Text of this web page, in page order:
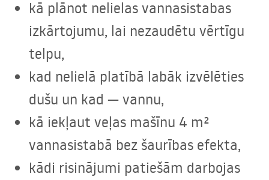
kā plānot nelielas vannasistabas
izkārtojumu, lai nezaudētu vērtīgu
telpu,
kad nelielā platībā labāk izvēlēties
dušu un kad — vannu,
kā iekļaut veļas mašīnu 4 m²
vannasistabā bez šaurības efekta,
kādi risinājumi patiešām darbojas